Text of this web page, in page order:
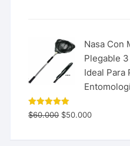
Nasa Con
Plegable
Ideal Para
Valorado
con 5.00
$60.000 $50.000